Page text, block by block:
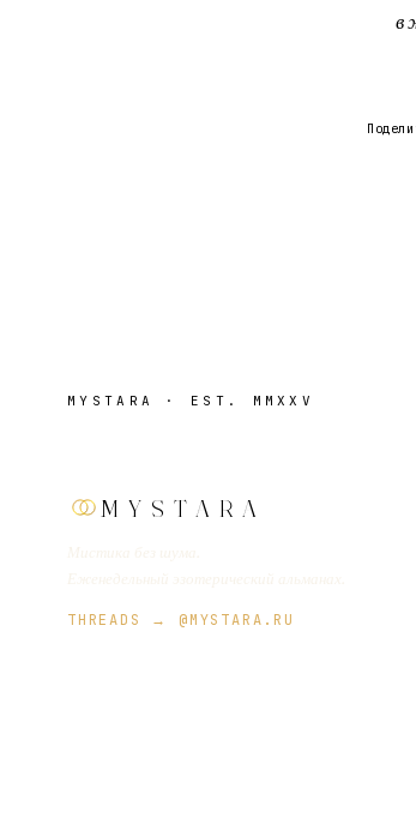
в
MYSTARA · EST. MMXXV
MYSTARA
THREADS → @MYSTARA.RU